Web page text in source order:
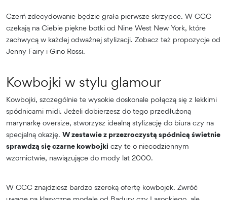
Czerń zdecydowanie będzie grała pierwsze skrzypce. W CCC
czekają na Ciebie piękne botki od Nine West New York, które
zachwycą w każdej odważnej stylizacji. Zobacz też propozycje od
Jenny Fairy i Gino Rossi.
Kowbojki w stylu glamour
Kowbojki, szczególnie te wysokie doskonale połączą się z lekkimi
spódnicami midi. Jeżeli dobierzesz do tego przedłużoną
marynarkę oversize, stworzysz idealną stylizację do biura czy na
specjalną okazję. W zestawie z przezroczystą spódnicą świetnie
sprawdzą się czarne kowbojki czy te o niecodziennym
wzornictwie, nawiązujące do mody lat 2000.
W CCC znajdziesz bardzo szeroką ofertę kowbojek. Zwróć